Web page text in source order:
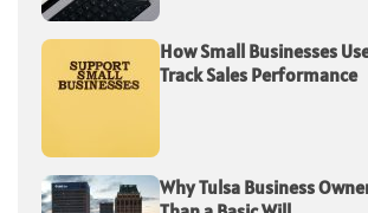
How Small Businesses
Track Sales Performance
Why Tulsa Business